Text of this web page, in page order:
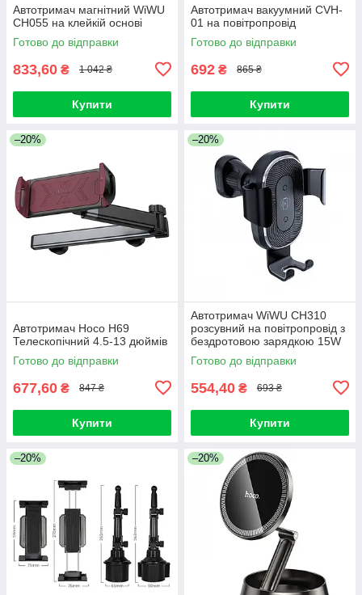
Автотримач магнітний WiWU
CH055 на клейкій основі
Готово до відправки
833,60 ₴ 1 042 ₴
Купити
Автотримач вакуумний CVH-
01 на повітропровід
Готово до відправки
692 ₴ 865 ₴
Купити
–20%
Автотримач Hoco H69
Телескопічний 4.5-13 дюймів
Готово до відправки
677,60 ₴ 847 ₴
Купити
–20%
Автотримач WiWU CH310
розсувний на повітропровід з
бездротовою зарядкою 15W
Black
Готово до відправки
554,40 ₴ 693 ₴
Купити
–20% –20%